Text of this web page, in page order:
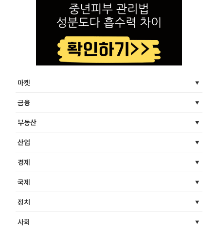
마켓
금융
부동산
산업
경제
국제
정치
사회